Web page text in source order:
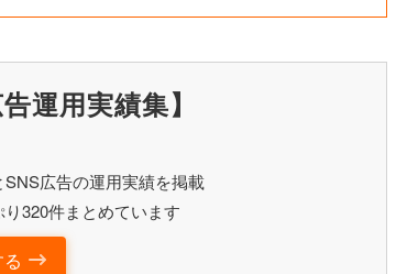
運用実績集】
SNS広告の運用実績を掲載
320件まとめています